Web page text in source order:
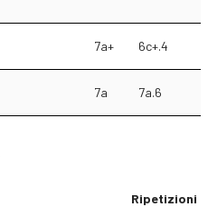
7a+ 6c+.4
7a 7a.6
Ripetizioni